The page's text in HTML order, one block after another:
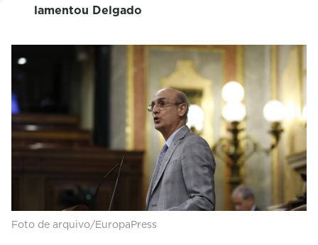
lamentou Delgado
Foto de arquivo/EuropaPress